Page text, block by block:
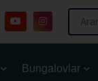
Bungalovlar